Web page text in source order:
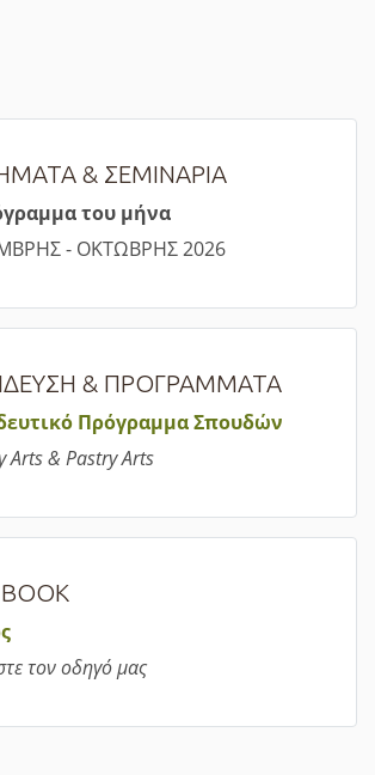
& ΣΕΜΙΝΑΡΙΑ
του μήνα
- ΟΚΤΩΒΡΗΣ 2026
& ΠΡΟΓΡΑΜΜΑΤΑ
Πρόγραμμα Σπουδών
Arts & Pastry Arts
τον οδηγό μας